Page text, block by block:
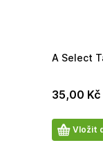
A Select
35,00 Kč
Počet
produktů
Vložit